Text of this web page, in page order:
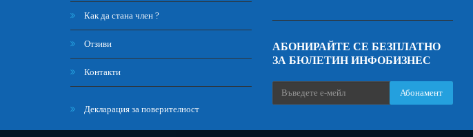
Как да стана член ?
Отзиви
Контакти
Декларация за поверителност
АБОНИРАЙТЕ СЕ БЕЗПЛАТНО
ЗА БЮЛЕТИН ИНФОБИЗНЕС
Абонамент